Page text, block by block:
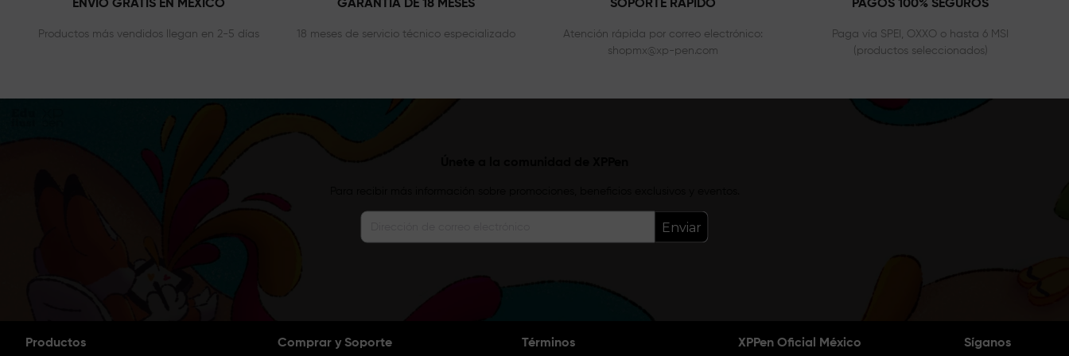
ENVÍO GRATIS EN MÉXICO
Productos más vendidos llegan en 2-5 días
GARANTÍA DE 18 MESES
18 meses de servicio técnico especializado
SOPORTE RÁPIDO
Atención rápida por correo electrónico:
shopmx@xp-pen.com
PAGOS 100% SEGUROS
Paga vía SPEI, OXXO o hasta 6 MSI
(productos seleccionados)
Enviar
Productos Comprar y Soporte Términos XPPen Oficial México Síganos